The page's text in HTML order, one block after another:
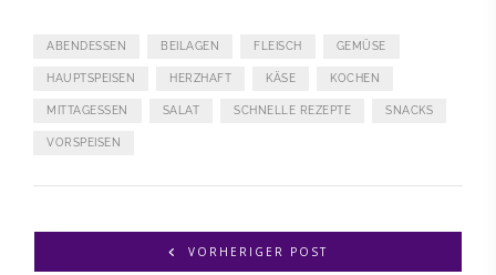
ABENDESSEN BEILAGEN FLEISCH GEMÜSE
HAUPTSPEISEN HERZHAFT KÄSE KOCHEN
MITTAGESSEN SALAT SCHNELLE REZEPTE SNACKS
VORSPEISEN
VORHERIGER POST